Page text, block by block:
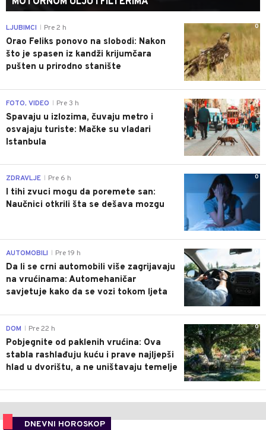
0
LJUBIMCI Pre 2 h
Orao Feliks ponovo na slobodi: Nakon
što je spasen iz kandži krijumčara
pušten u prirodno stanište
0
FOTO, VIDEO Pre 3 h
Spavaju u izlozima, čuvaju metro i
osvajaju turiste: Mačke su vladari
Istanbula
0
ZDRAVLJE Pre 6 h
I tihi zvuci mogu da poremete san:
Naučnici otkrili šta se dešava mozgu
0
AUTOMOBILI Pre 19 h
Da li se crni automobili više zagrijavaju
na vrućinama: Automehaničar
savjetuje kako da se vozi tokom ljeta
0
DOM Pre 22 h
Pobjegnite od paklenih vrućina: Ova
stabla rashlađuju kuću i prave najljepši
hlad u dvorištu, a ne uništavaju temelje
DNEVNI HOROSKOP